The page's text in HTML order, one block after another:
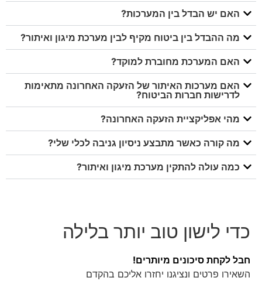
האם יש הבדל בין המערכות?
מה ההבדל בין ביטוח מקיף לבין מערכת מיגון ואיתור?
האם המערכת מחוברת למוקד?
האם מערכות האיתור של הזעקה האחרונה מתאימות
לדרישות חברות הביטוח?
מהי אפליקציית הזעקה האחרונה?
מה קורה כאשר מתבצע ניסיון גניבה לכלי שלי?
כמה עולה להתקין מערכת מיגון ואיתור?
כדי לישון טוב יותר בלילה
חבל לקחת סיכונים מיותרים!
השאירו פרטים ונציגנו יחזרו אליכם בהקדם